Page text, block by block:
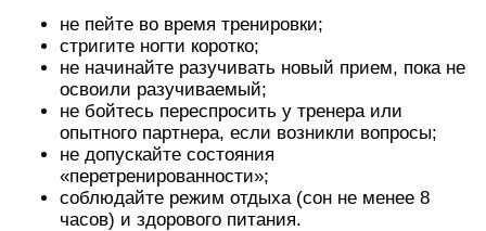
не пейте во время тренировки;
стригите ногти коротко;
не начинайте разучивать новый прием, пока не
освоили разучиваемый;
не бойтесь переспросить у тренера или
опытного партнера, если возникли вопросы;
не допускайте состояния
«перетренированности»;
соблюдайте режим отдыха (сон не менее 8
часов) и здорового питания.